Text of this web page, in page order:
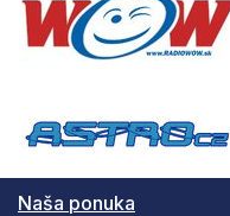
Naša ponuka